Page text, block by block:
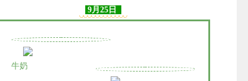
9月25日
牛奶